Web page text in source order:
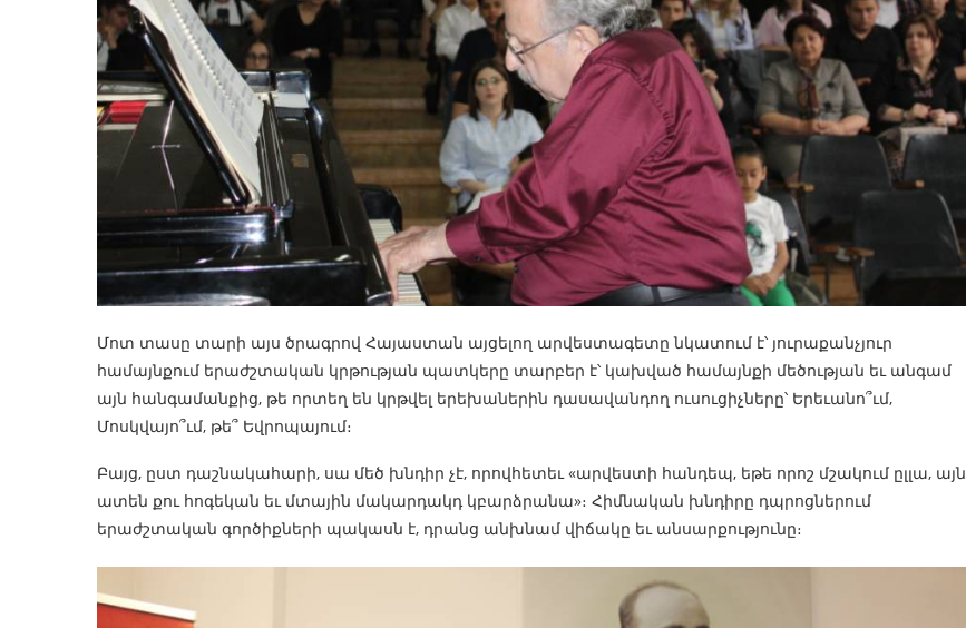
Մոտ տասը տարի այս ծրագրով Հայաստան այցելող արվեստագետը նկատում է՝ յուրաքանչյուր
համայնքում երաժշտական կրթության պատկերը տարբեր է՝ կախված համայնքի մեծության եւ անգամ
այն հանգամանքից, թե որտեղ են կրթվել երեխաներին դասավանդող ուսուցիչները՝ Երեւանո՞ւմ,
Մոսկվայո՞ւմ, թե՞ Եվրոպայում։
Բայց, ըստ դաշնակահարի, սա մեծ խնդիր չէ, որովհետեւ «արվեստի հանդեպ, եթե որոշ մշակում ըլլա, այն
ատեն քու հոգեկան եւ մտային մակարդակդ կբարձրանա»։ Հիմնական խնդիրը դպրոցներում
երաժշտական գործիքների պակասն է, դրանց անխնամ վիճակը եւ անսարքությունը։